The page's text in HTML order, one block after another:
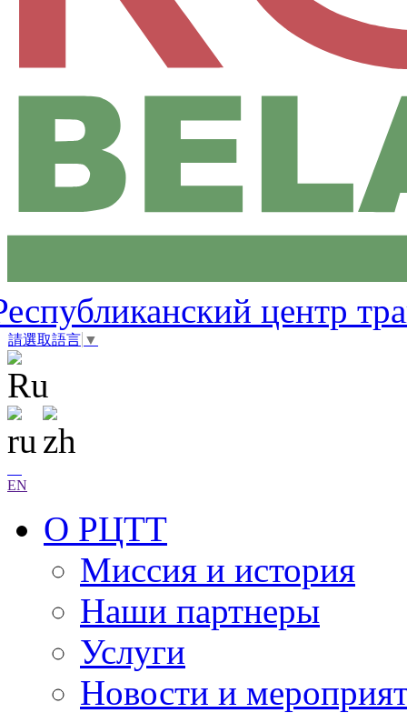
центр
請選取語言 ▼
EN
О РЦТТ
Миссия и история
Наши партнеры
Услуги
Новости и